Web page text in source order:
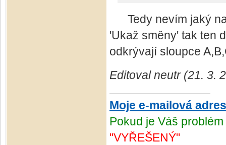
Tedy nevím jaký
'Ukaž směny' tak ten
odkrývají sloupce
Editoval neutr (21. 3.
Moje e-mailová
Pokud je Váš
"VYŘEŠENÝ"